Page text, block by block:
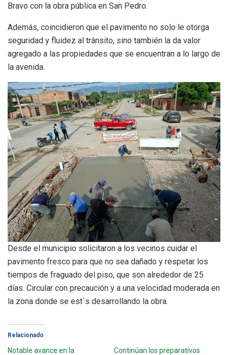
Bravo con la obra pública en San Pedro.
Además, coincidieron que el pavimento no solo le otorga
seguridad y fluidez al tránsito, sino también la da valor
agregado a las propiedades que se encuentran a lo largo de
la avenida.
Desde el municipio solicitaron a los vecinos cuidar el
pavimento fresco para que no sea dañado y respetar los
tiempos de fraguado del piso, que son alrededor de 25
días. Circular con precaución y a una velocidad moderada en
la zona donde se est´s desarrollando la obra.
Relacionado
Notable avance en la
Continúan los preparativos